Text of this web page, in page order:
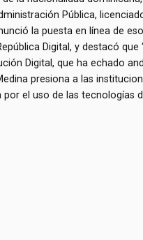
Pública,
la puesta en línea de
Digital, y destacó que
Digital, que ha echado
presiona a las
por el uso de las tecnologías